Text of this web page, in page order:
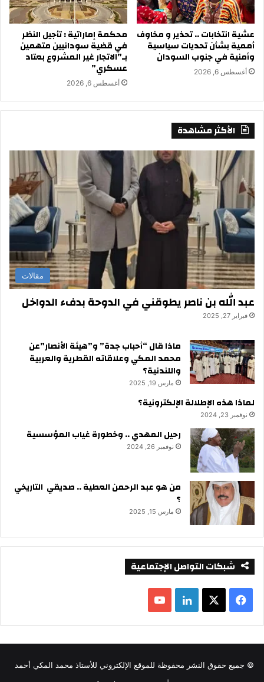
عشية انتخابات .. تحذير و مخاوف
أممية بشأن تحديات سياسية
وأمنية في جنوب السودان
أغسطس 6, 2026
محكمة إماراتية : تأجيل النظر
في قضية سودانيين متهمين
بـ”الاتجار غير المشروع بعتاد
عسكري”
أغسطس 6, 2026
الأكثر مشاهدة
مقالات
عبد الله بن ناصر يطوقني في الدوحة بدفء الدواخل
فبراير 27, 2025
ماذا قال “أحباب جدة” و”هيئة الأنصار”عن
محمد المكي وعلاقاته القطرية والعربية
واللندنية؟
مارس 19, 2025
لماذا هذه الإطلالة الإلكترونية؟
نوفمبر 23, 2024
رحيل المهدي .. وخطورة غياب المؤسسية
نوفمبر 26, 2024
من هو عبد الرحمن العطية .. صديقي التاريخي
؟
مارس 15, 2025
شبكات التواصل الإجتماعية
ي
س
ب
X
ي
ن
ك
Y
o
u
© جميع حقوق النشر محفوظة للموقع الإلكتروني للأستاذ محمد المكي أحمد